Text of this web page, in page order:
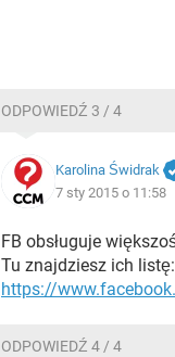
ODPOWIEDŹ 3 / 4
Karolina Świdrak
7 sty 2015 o 11:58
FB obsługuje
Tu znajdziesz ich listę:
https://
ODPOWIEDŹ 4 / 4